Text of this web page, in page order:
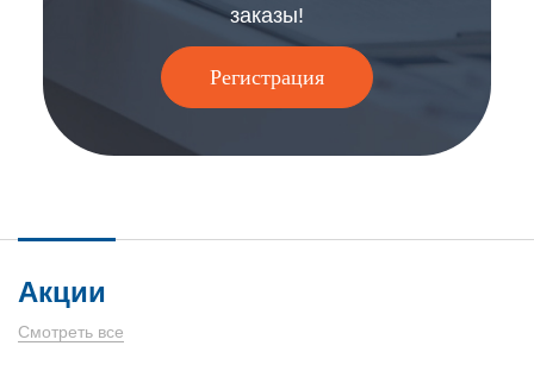
заказы!
Регистрация
Акции
Смотреть все